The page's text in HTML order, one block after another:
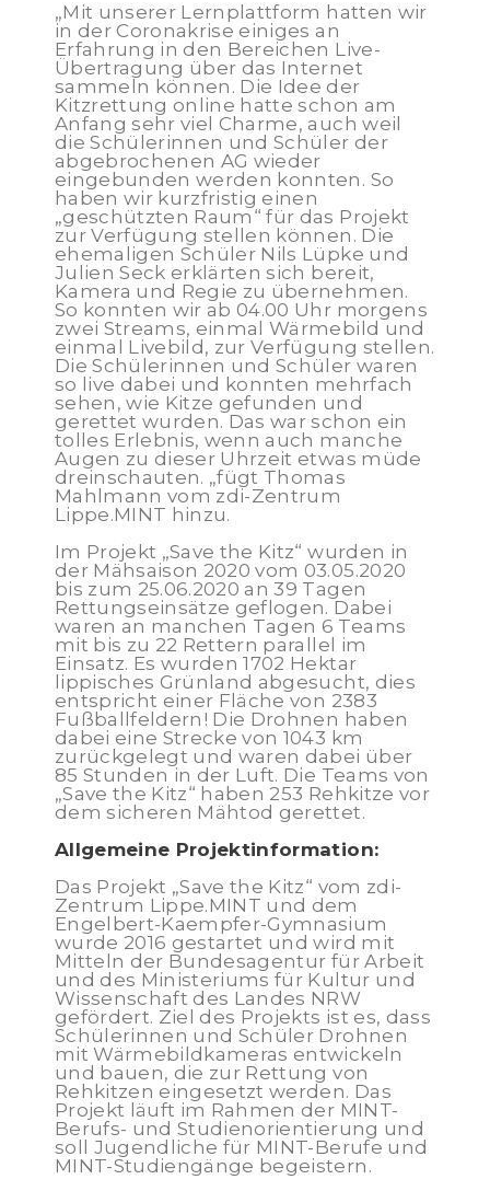
„Mit unserer Lernplattform hatten wir
in der Coronakrise einiges an
Erfahrung in den Bereichen Live-
Übertragung über das Internet
sammeln können. Die Idee der
Kitzrettung online hatte schon am
Anfang sehr viel Charme, auch weil
die Schülerinnen und Schüler der
abgebrochenen AG wieder
eingebunden werden konnten. So
haben wir kurzfristig einen
„geschützten Raum“ für das Projekt
zur Verfügung stellen können. Die
ehemaligen Schüler Nils Lüpke und
Julien Seck erklärten sich bereit,
Kamera und Regie zu übernehmen.
So konnten wir ab 04.00 Uhr morgens
zwei Streams, einmal Wärmebild und
einmal Livebild, zur Verfügung stellen.
Die Schülerinnen und Schüler waren
so live dabei und konnten mehrfach
sehen, wie Kitze gefunden und
gerettet wurden. Das war schon ein
tolles Erlebnis, wenn auch manche
Augen zu dieser Uhrzeit etwas müde
dreinschauten. „fügt Thomas
Mahlmann vom zdi-Zentrum
Lippe.MINT hinzu.
Im Projekt „Save the Kitz“ wurden in
der Mähsaison 2020 vom 03.05.2020
bis zum 25.06.2020 an 39 Tagen
Rettungseinsätze geflogen. Dabei
waren an manchen Tagen 6 Teams
mit bis zu 22 Rettern parallel im
Einsatz. Es wurden 1702 Hektar
lippisches Grünland abgesucht, dies
entspricht einer Fläche von 2383
Fußballfeldern! Die Drohnen haben
dabei eine Strecke von 1043 km
zurückgelegt und waren dabei über
85 Stunden in der Luft. Die Teams von
„Save the Kitz“ haben 253 Rehkitze vor
dem sicheren Mähtod gerettet.
Allgemeine Projektinformation:
Das Projekt „Save the Kitz“ vom zdi-
Zentrum Lippe.MINT und dem
Engelbert-Kaempfer-Gymnasium
wurde 2016 gestartet und wird mit
Mitteln der Bundesagentur für Arbeit
und des Ministeriums für Kultur und
Wissenschaft des Landes NRW
gefördert. Ziel des Projekts ist es, dass
Schülerinnen und Schüler Drohnen
mit Wärmebildkameras entwickeln
und bauen, die zur Rettung von
Rehkitzen eingesetzt werden. Das
Projekt läuft im Rahmen der MINT-
Berufs- und Studienorientierung und
soll Jugendliche für MINT-Berufe und
MINT-Studiengänge begeistern.